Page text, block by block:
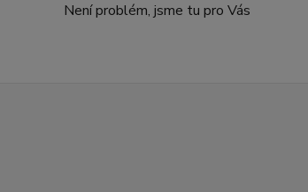
Není problém, jsme tu pro Vás